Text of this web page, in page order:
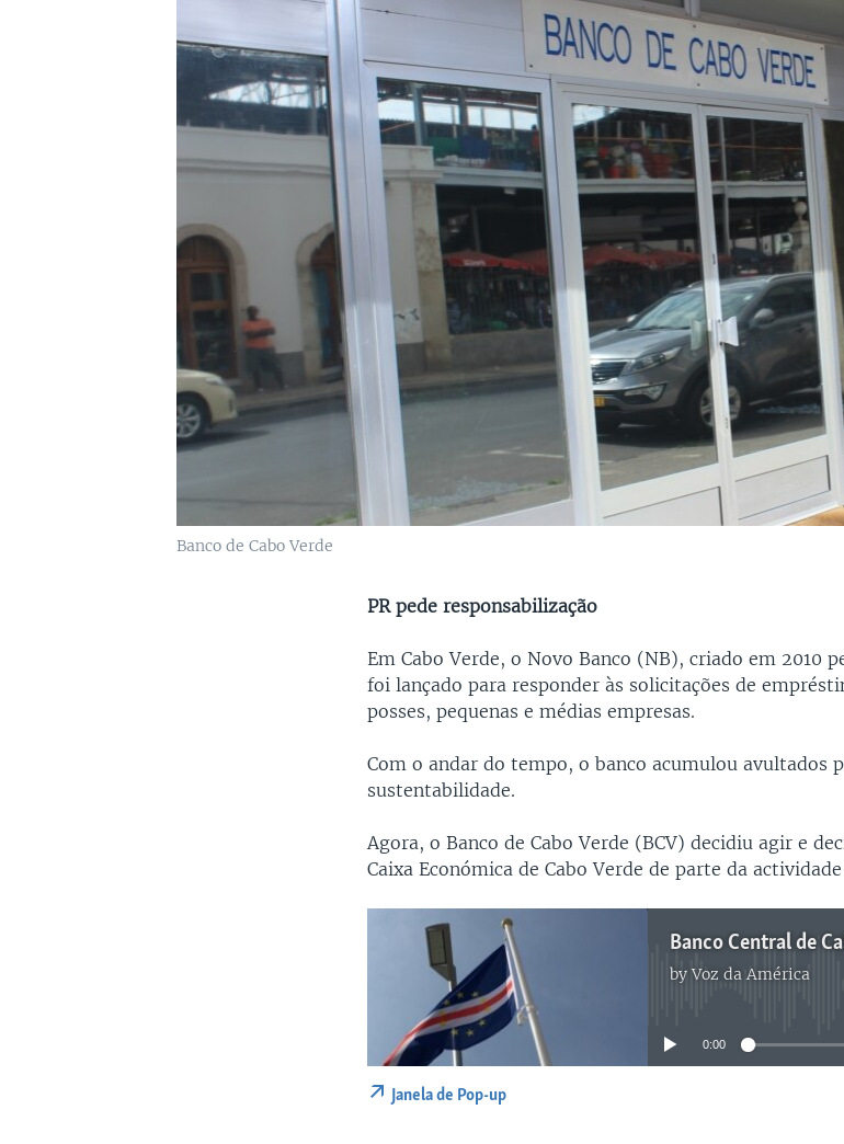
Banco de Cabo Verde
PR pede responsabilização
Em Cabo Verde, o Novo Banco (NB), criado em 2010
foi lançado para responder às solicitações de
posses, pequenas e médias empresas.
Com o andar do tempo, o banco acumulou avultados
sustentabilidade.
Agora, o Banco de Cabo Verde (BCV) decidiu agir e
Caixa Económica de Cabo Verde de parte da
byVoz da América
No media source currently
0:00
Janela de Pop-up